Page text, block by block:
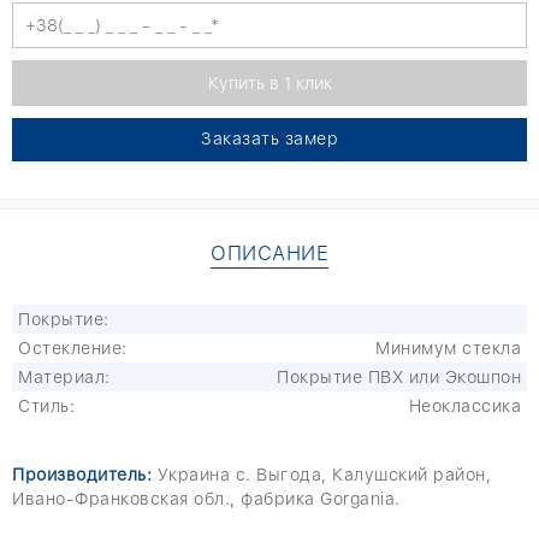
Заказать замер
ОПИСАНИЕ
Покрытие:
Остекление:
Минимум стекла
Материал:
Покрытие ПВХ или Экошпон
Стиль:
Неоклассика
Производитель: Украина c. Выгода, Калушский район,
Ивано-Франковская обл., фабрика Gorgania.